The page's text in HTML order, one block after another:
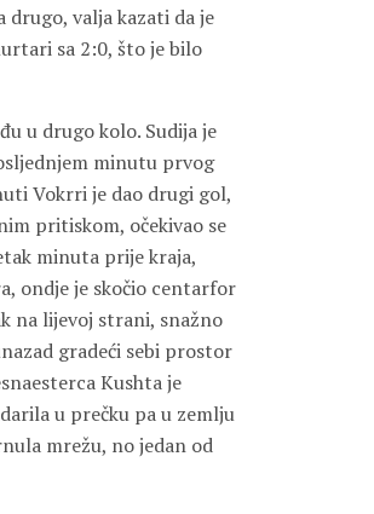
drugo, valja kazati da je
sa 2:0, što je bilo
u drugo kolo. Sudija je
minutu prvog
Vokrri je dao drugi gol,
pritiskom, očekivao se
minuta prije kraja,
ondje je skočio centarfor
na lijevoj strani, snažno
gradeći sebi prostor
Kushta je
u prečku pa u zemlju
mrežu, no jedan od